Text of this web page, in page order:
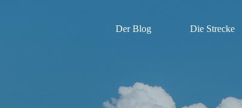
Der Blog Die Strecke